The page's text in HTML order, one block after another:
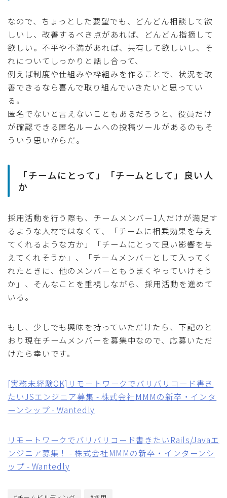
なので、ちょっとした要望でも、どんどん相談して欲
しいし、改善するべき点があれば、どんどん指摘して
欲しい。不平や不満があれば、共有して欲しいし、そ
れについてしっかりと話し合って、
例えば制度や仕組みや枠組みを作ることで、状況を改
善できるなら喜んで取り組んでいきたいと思ってい
る。
匿名でないと言えないこともあるだろうと、役員だけ
が確認できる匿名ルームへの投稿ツールがあるのもそ
ういう思いからだ。
「チームにとって」「チームとして」良い人
か
採用活動を行う際も、チームメンバー1人だけが満足す
るような人材ではなくて、「チームに相乗効果を与え
てくれるような方か」「チームにとって良い影響を与
えてくれそうか」、「チームメンバーとして入ってく
れたときに、他のメンバーともうまくやっていけそう
か」、そんなことを重視しながら、採用活動を進めて
いる。
もし、少しでも興味を持っていただけたら、下記のと
おり現在チームメンバーを募集中なので、応募いただ
けたら幸いです。
[実務未経験OK]リモートワークでバリバリコード書き
たいJSエンジニア募集 - 株式会社MMMの新卒・インタ
ーンシップ - Wantedly
リモートワークでバリバリコード書きたいRails/Javaエ
ンジニア募集！ - 株式会社MMMの新卒・インターンシ
ップ - Wantedly